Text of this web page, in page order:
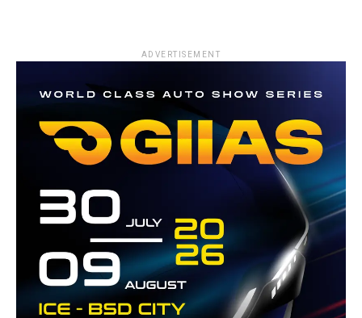
ADVERTISEMENT